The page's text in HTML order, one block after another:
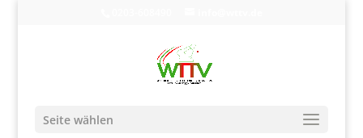
Seite wählen